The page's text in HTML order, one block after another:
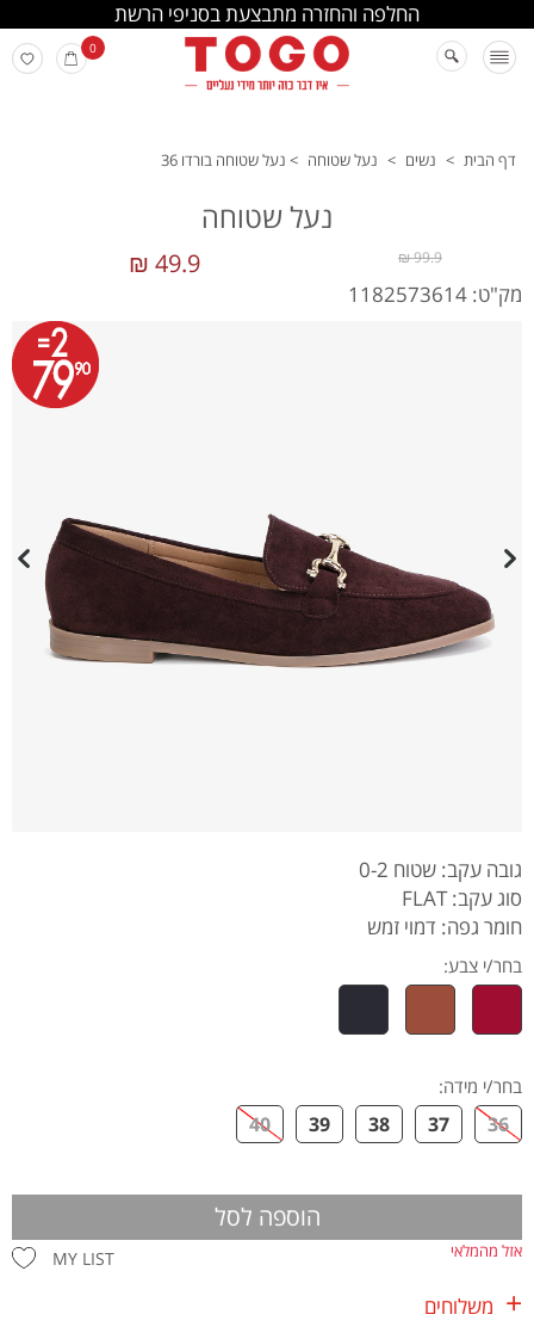
החלפה והחזרה מתבצעת בסניפי הרשת
0
דף הבית > נשים > נעל שטוחה > נעל שטוחה בורדו 36
נעל שטוחה
49.9 ₪ 99.9 ₪
מק"ט: 1182573614
גובה עקב: שטוח 0-2
סוג עקב: FLAT
חומר גפה: דמוי זמש
בחר/י צבע:
בחר/י מידה:
36
37
38
39
40
הוספה לסל
MY LIST אזל מהמלאי
משלוחים